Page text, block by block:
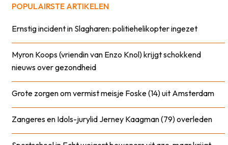
POPULAIRSTE ARTIKELEN
Ernstig incident in Slagharen: politiehelikopter ingezet
Myron Koops (vriendin van Enzo Knol) krijgt schokkend
nieuws over gezondheid
Grote zorgen om vermist meisje Foske (14) uit Amsterdam
Zangeres en Idols-jurylid Jerney Kaagman (79) overleden